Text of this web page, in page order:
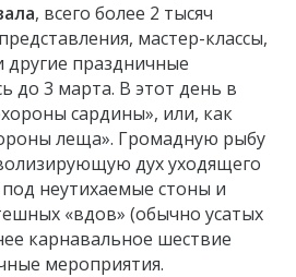
, всего более 2 тысяч
мастер-классы,
праздничные
до 3 марта. В этот день в
сардины», или, как
леща». Громадную рыбу
дух уходящего
неутихаемые стоны и
«вдов» (обычно усатых
карнавальное шествие
мероприятия.